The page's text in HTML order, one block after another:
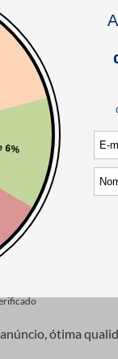
verificado
trabalhos em
ótima